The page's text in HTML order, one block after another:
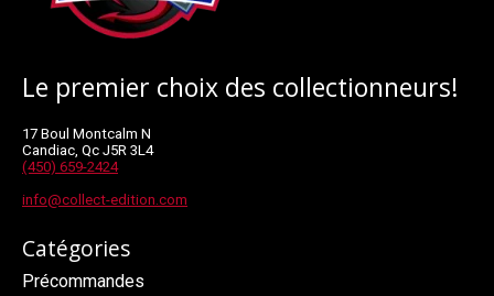
Le premier choix des collectionneurs!
17 Boul Montcalm N
Candiac, Qc J5R 3L4
(450) 659-2424
info@collect-edition.com
Catégories
Précommandes